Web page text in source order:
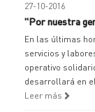
27-10-2016
"Por nuestra
En las últimas
servicios y
operativo
desarrollará en
Leer más